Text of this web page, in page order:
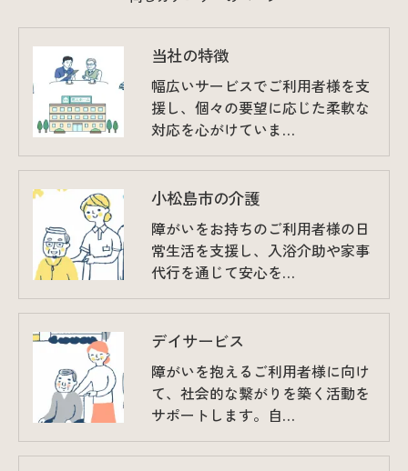
当社の特徴
幅広いサービスでご利用者様を支
援し、個々の要望に応じた柔軟な
対応を心がけていま…
小松島市の介護
障がいをお持ちのご利用者様の日
常生活を支援し、入浴介助や家事
代行を通じて安心を…
デイサービス
障がいを抱えるご利用者様に向け
て、社会的な繋がりを築く活動を
サポートします。自…